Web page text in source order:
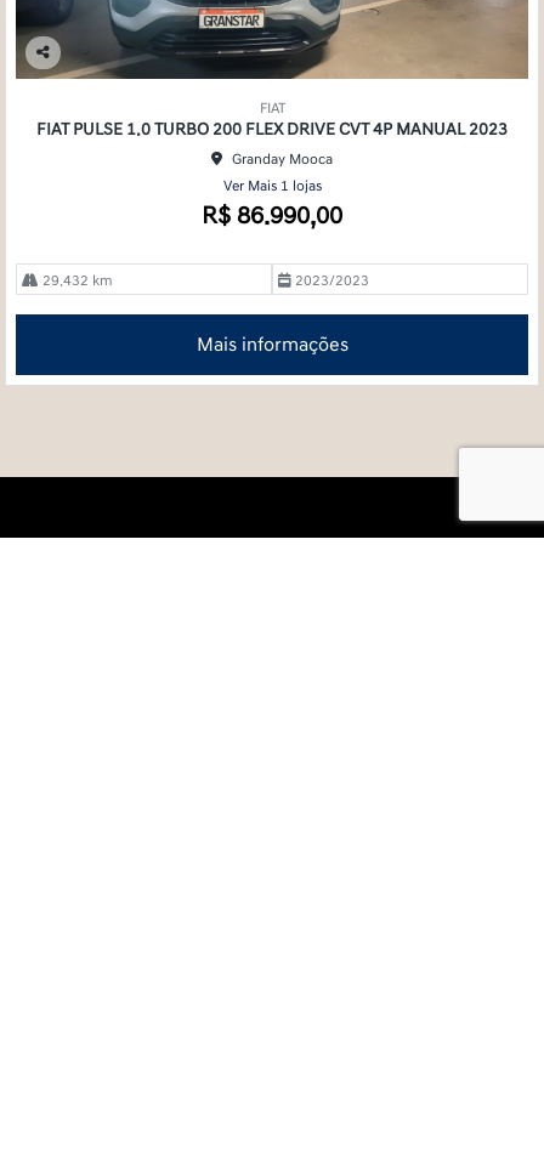
Co
arti
lhe
FIAT
FIAT PULSE 1.0 TURBO 200 FLEX DRIVE CVT 4P MANUAL 2023
Granday Mooca
Ver Mais 1 lojas
R$ 86.990,00
29.432 km 2023/2023
Mais informações